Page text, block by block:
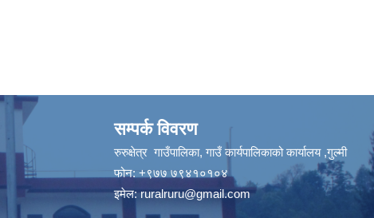
सम्पर्क विवरण
रुरुक्षेत्र गाउँपालिका, गाउँ कार्यपालिकाको कार्यालय ,गुल्मी
फोन: +९७७ ७९४१०१०४
इमेल:ruralruru@gmail.com